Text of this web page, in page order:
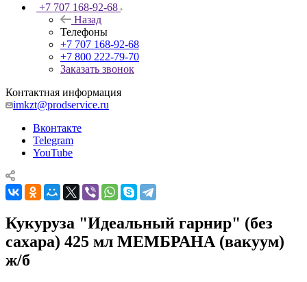
+7 707 168-92-68
Назад
Телефоны
+7 707 168-92-68
+7 800 222-79-70
Заказать звонок
Контактная информация
imkzt@prodservice.ru
Вконтакте
Telegram
YouTube
Кукуруза "Идеальный гарнир" (без
сахара) 425 мл МЕМБРАНА (вакуум)
ж/б